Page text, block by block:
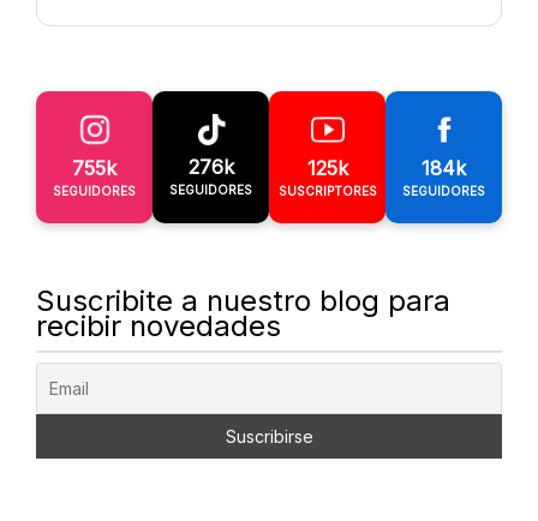
755k
SEGUIDORES
276k
SEGUIDORES
125k
SUSCRIPTORES
184k
SEGUIDORES
Suscribite a nuestro blog para
recibir novedades